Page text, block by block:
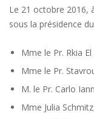
Le 21 octobre 2016,
sous la présidence
Mme le Pr. Rkia
Mme le Pr.
M. le Pr. Carlo
Mme Julia